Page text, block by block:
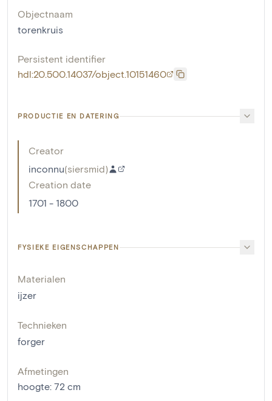
Objectnaam
torenkruis
Persistent identifier
hdl:20.500.14037/object.10151460
PRODUCTIE EN DATERING
Creator
inconnu(siersmid)
Creation date
1701 - 1800
FYSIEKE EIGENSCHAPPEN
Materialen
ijzer
Technieken
forger
Afmetingen
hoogte: 72 cm